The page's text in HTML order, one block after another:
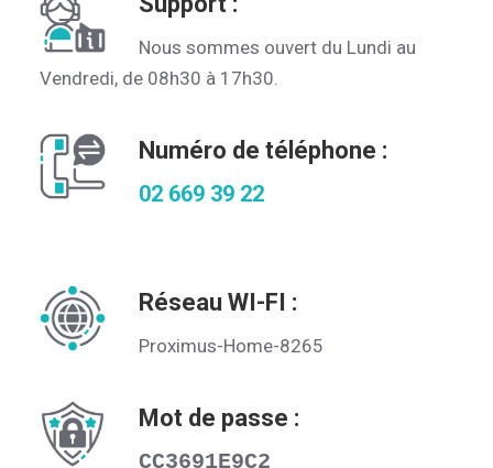
Nous sommes ouvert du Lundi au
Vendredi, de 08h30 à 17h30.
Numéro de téléphone :
02 669 39 22
Réseau WI-FI :
Proximus-Home-8265
Mot de passe :
CC3691E9C2